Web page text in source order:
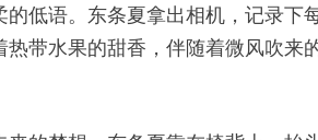
低语。东条夏拿出相机，记录下
带水果的甜香，伴随着微风吹来